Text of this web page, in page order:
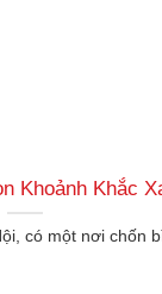
Khoảnh Khắc
có một nơi chốn